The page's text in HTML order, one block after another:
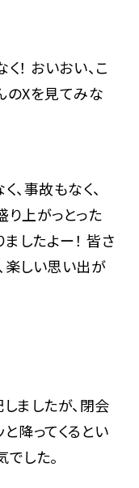
！ おいおい、こ
のXを見てみな
事故もなく、
り上がっとった
したよー！ 皆さ
楽しい思い出が
ましたが、閉会
降ってくるとい
した。